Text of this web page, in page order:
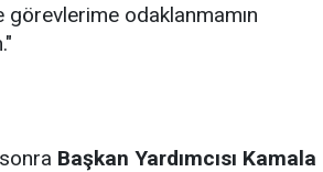
odaklanmamın
Başkan Yardımcısı Kamala